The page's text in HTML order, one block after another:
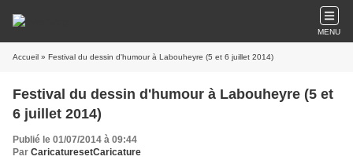
MENU
Accueil » Festival du dessin d'humour à Labouheyre (5 et 6 juillet 2014)
Festival du dessin d'humour à Labouheyre (5 et
6 juillet 2014)
Publié le 01/07/2014 à 09:44
Par CaricaturesetCaricature